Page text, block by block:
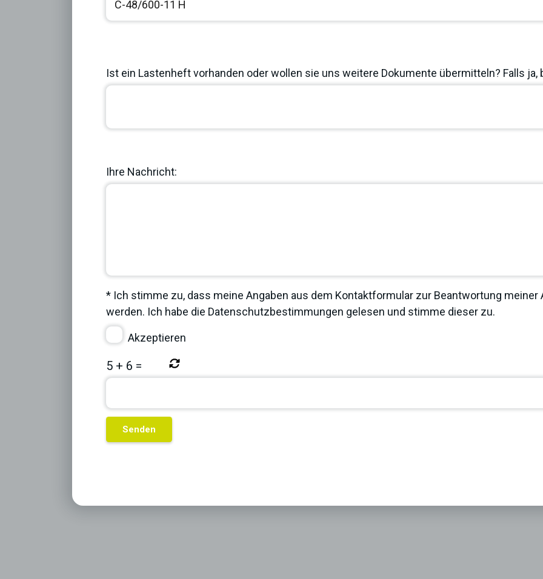
Ist ein Lastenheft vorhanden oder wollen sie uns weitere Dokumente übermitteln? Falls ja,
Ihre Nachricht:
* Ich stimme zu, dass meine Angaben aus dem Kontaktformular zur Beantwortung meiner
werden. Ich habe die Datenschutzbestimmungen gelesen und stimme dieser zu.
Akzeptieren
5 + 6 =